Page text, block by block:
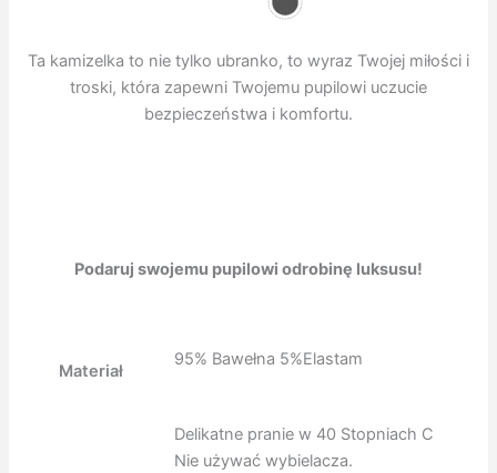
Ta kamizelka to nie tylko ubranko, to wyraz Twojej miłości i
troski, która zapewni Twojemu pupilowi uczucie
bezpieczeństwa i komfortu.
Podaruj swojemu pupilowi odrobinę luksusu!
Materiał
95% Bawełna 5%Elastam
Delikatne pranie w 40 Stopniach C
Nie używać wybielacza.